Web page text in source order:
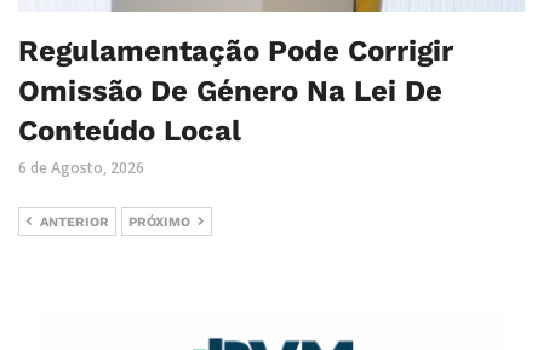
Regulamentação Pode Corrigir
Omissão De Género Na Lei De
Conteúdo Local
6 de Agosto, 2026
ANTERIOR PRÓXIMO